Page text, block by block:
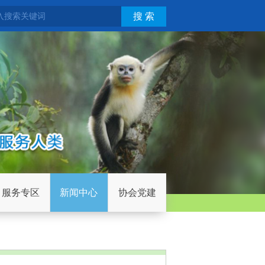
搜 索
服务专区 新闻中心 协会党建